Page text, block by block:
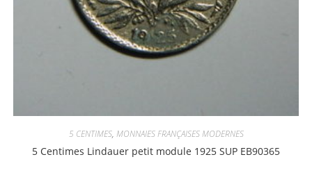
5 CENTIMES, MONNAIES FRANÇAISES MODERNES
5 Centimes Lindauer petit module 1925 SUP EB90365